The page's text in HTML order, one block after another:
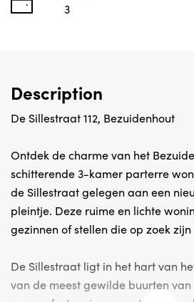
3
Description
De Sillestraat 112, Bezuidenhout
Ontdek de charme van het
schitterende 3-kamer parterre
de Sillestraat gelegen aan een
pleintje. Deze ruime en lichte
gezinnen of stellen die op zoek
De Sillestraat ligt in het hart van
van de meest gewilde buurten